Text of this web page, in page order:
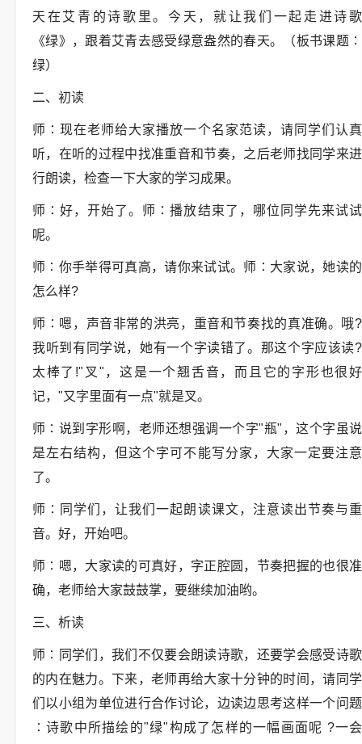
天在艾青的诗歌里。今天，就让我们一起走进诗歌
《绿》，跟着艾青去感受绿意盎然的春天。（板书课题∶
绿）
二、初读
师∶现在老师给大家播放一个名家范读，请同学们认真
听，在听的过程中找准重音和节奏，之后老师找同学来进
行朗读，检查一下大家的学习成果。
师∶好，开始了。师∶播放结束了，哪位同学先来试试
呢。
师∶你手举得可真高，请你来试试。师∶大家说，她读的
怎么样?
师∶嗯，声音非常的洪亮，重音和节奏找的真准确。哦?
我听到有同学说，她有一个字读错了。那这个字应该读?
太棒了!"叉"，这是一个翘舌音，而且它的字形也很好
记，"又字里面有一点"就是叉。
师∶说到字形啊，老师还想强调一个字"瓶"，这个字虽说
是左右结构，但这个字可不能写分家，大家一定要注意
了。
师∶同学们，让我们一起朗读课文，注意读出节奏与重
音。好，开始吧。
师∶嗯，大家读的可真好，字正腔圆，节奏把握的也很准
确，老师给大家鼓鼓掌，要继续加油哟。
三、析读
师∶同学们，我们不仅要会朗读诗歌，还要学会感受诗歌
的内在魅力。下来，老师再给大家十分钟的时间，请同学
们以小组为单位进行合作讨论，边读边思考这样一个问题
∶诗歌中所描绘的"绿"构成了怎样的一幅画面呢 ?一会